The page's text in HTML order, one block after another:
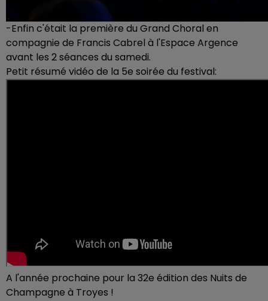
-Enfin c'était la première du Grand Choral en
compagnie de Francis Cabrel à l'Espace Argence
avant les 2 séances du samedi.
Petit résumé vidéo de la 5e soirée du festival:
A l'année prochaine pour la 32e édition des Nuits de
Champagne à Troyes !